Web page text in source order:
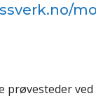
prøvesteder